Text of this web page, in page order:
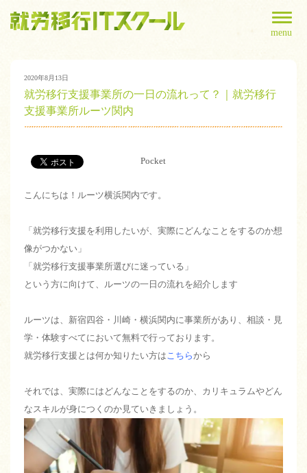
menu
2020年8月13日
就労移行支援事業所の一日の流れって？｜就労移行
支援事業所ルーツ関内
Pocket
こんにちは！ルーツ横浜関内です。
「就労移行支援を利用したいが、実際にどんなことをするのか想
像がつかない」
「就労移行支援事業所選びに迷っている」
という方に向けて、ルーツの一日の流れを紹介します
ルーツは、新宿四谷・川崎・横浜関内に事業所があり、相談・見
学・体験すべてにおいて無料で行っております。
就労移行支援とは何か知りたい方はこちらから
それでは、実際にはどんなことをするのか、カリキュラムやどん
なスキルが身につくのか見ていきましょう。